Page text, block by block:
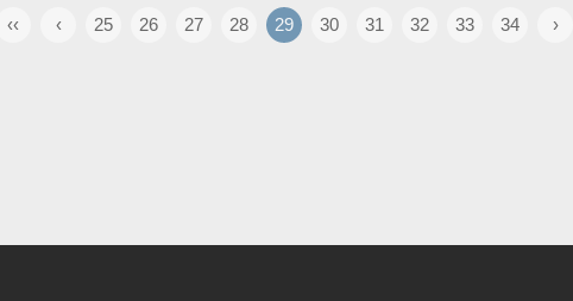
‹‹ ‹ 25 26 27 28 29 30 31 32 33 34 ›